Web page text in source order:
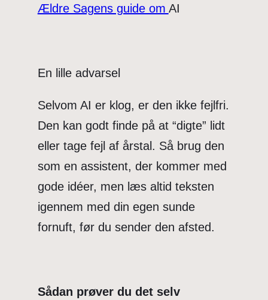
Ældre Sagens guide om AI
En lille advarsel
Selvom AI er klog, er den ikke fejlfri.
Den kan godt finde på at “digte” lidt
eller tage fejl af årstal. Så brug den
som en assistent, der kommer med
gode idéer, men læs altid teksten
igennem med din egen sunde
fornuft, før du sender den afsted.
Sådan prøver du det selv